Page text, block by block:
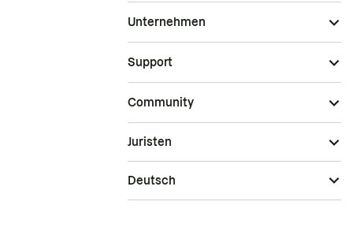
Unternehmen
Support
Community
Juristen
Deutsch